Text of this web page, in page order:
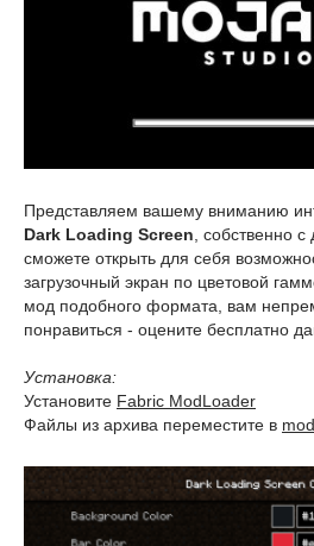
Представляем вашему вниманию
Dark Loading Screen, собственно
сможете открыть для себя
загрузочный экран по цветовой
мод подобного формата, вам
понравиться - оцените бесплатно
Установка:
Установите Fabric ModLoader
Файлы из архива переместите в